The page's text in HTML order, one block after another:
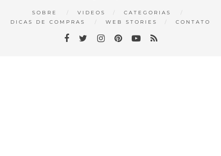
SOBRE VIDEOS
CATEGORIAS
DICAS DE COMPRAS
WEB STORIES CONTATO